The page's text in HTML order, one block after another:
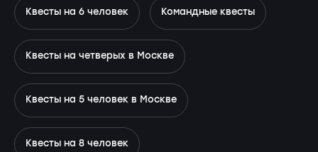
Квесты на 6 человек Командные квесты
Квесты на четверых в Москве
Квесты на 5 человек в Москве
Квесты на 8 человек